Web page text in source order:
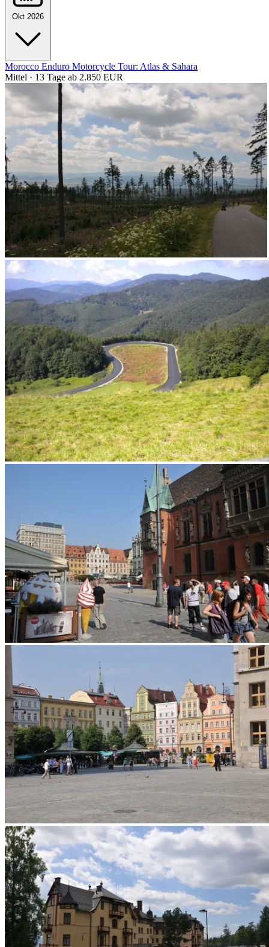
Okt 2026
Morocco Enduro Motorcycle Tour: Atlas & Sahara
Mittel · 13 Tage ab 2.850 EUR